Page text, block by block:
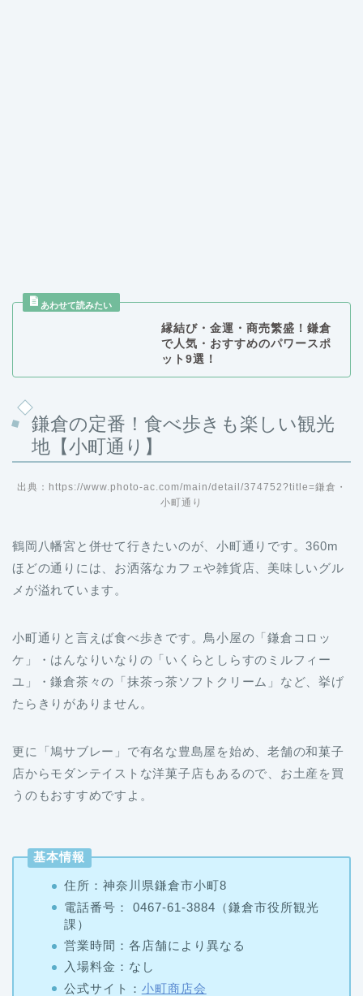
縁結び・金運・商売繁盛！鎌倉
で人気・おすすめのパワースポ
ット9選！
鎌倉の定番！食べ歩きも楽しい観光
地【小町通り】
出典：https://www.photo-ac.com/main/detail/374752?title=鎌倉・
小町通り
鶴岡八幡宮と併せて行きたいのが、小町通りです。360m
ほどの通りには、お洒落なカフェや雑貨店、美味しいグル
メが溢れています。
小町通りと言えば食べ歩きです。鳥小屋の「鎌倉コロッ
ケ」・はんなりいなりの「いくらとしらすのミルフィー
ユ」・鎌倉茶々の「抹茶っ茶ソフトクリーム」など、挙げ
たらきりがありません。
更に「鳩サブレー」で有名な豊島屋を始め、老舗の和菓子
店からモダンテイストな洋菓子店もあるので、お土産を買
うのもおすすめですよ。
基本情報
住所：神奈川県鎌倉市小町8
電話番号： 0467-61-3884（鎌倉市役所観光
課）
営業時間：各店舗により異なる
入場料金：なし
公式サイト： 小町商店会